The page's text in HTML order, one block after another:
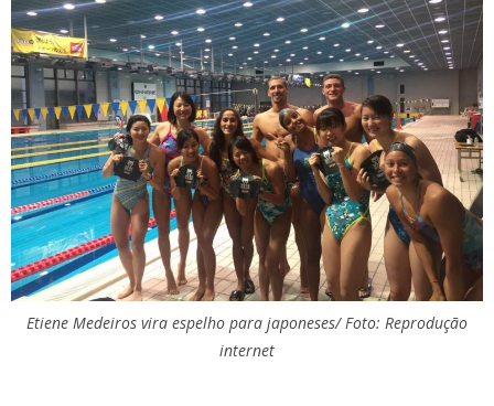
Etiene Medeiros vira espelho para japoneses/ Foto: Reprodução
internet